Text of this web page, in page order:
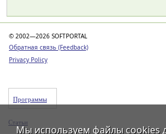
© 2002—2026 SOFTPORTAL
Обратная связь (Feedback)
Privacy Policy
Программы
Статьи
Мы используем файлы cookies